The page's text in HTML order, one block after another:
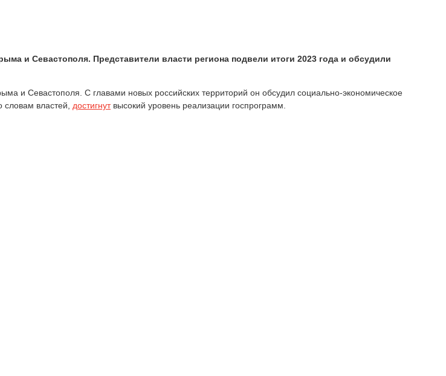
и Севастополя. Представители власти региона подвели итоги 2023 года и обсудили
и Севастополя. С главами новых российских территорий он обсудил социально-экономическое
властей, достигнутвысокий уровень реализации госпрограмм.